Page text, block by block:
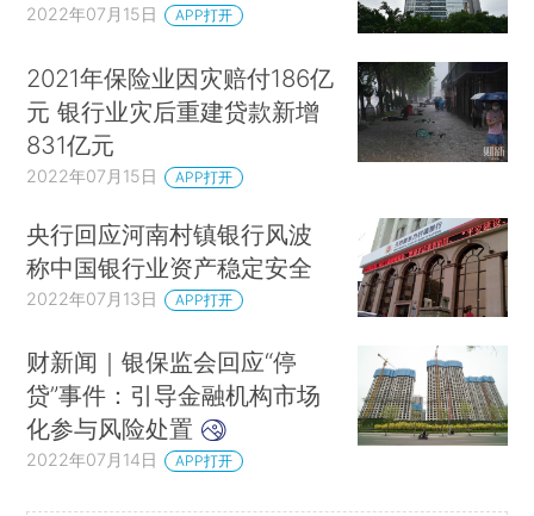
2022年07月15日 APP打开
2021年保险业因灾赔付186亿
元 银行业灾后重建贷款新增
831亿元
2022年07月15日 APP打开
央行回应河南村镇银行风波
称中国银行业资产稳定安全
2022年07月13日 APP打开
财新闻｜银保监会回应“停
贷”事件：引导金融机构市场
化参与风险处置
2022年07月14日 APP打开